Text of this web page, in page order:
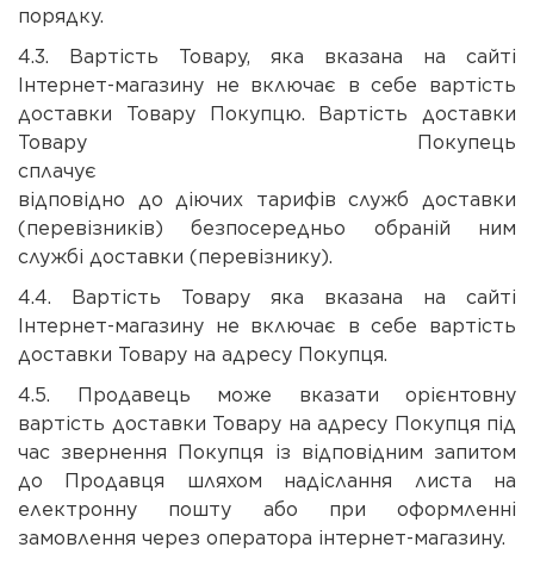
порядку.
4.3. Вартість Товару, яка вказана на сайті
Інтернет-магазину не включає в себе вартість
доставки Товару Покупцю. Вартість доставки
Товару Покупець
відповідно до діючих тарифів служб доставки
(перевізників) безпосередньо обраній ним
службі доставки (перевізнику).
4.4. Вартість Товару яка вказана на сайті
Інтернет-магазину не включає в себе вартість
доставки Товару на адресу Покупця.
4.5. Продавець може вказати орієнтовну
вартість доставки Товару на адресу Покупця під
час звернення Покупця із відповідним запитом
до Продавця шляхом надіслання листа на
електронну пошту або при оформленні
замовлення через оператора інтернет-магазину.